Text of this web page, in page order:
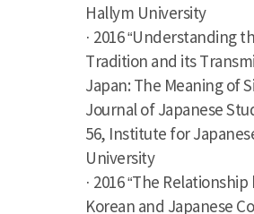
Hallym University
· 2016 “Understanding
Tradition and its
Japan: The Meaning of
Journal of Japanese
56, Institute for
University
· 2016 “The
Korean and Japanese